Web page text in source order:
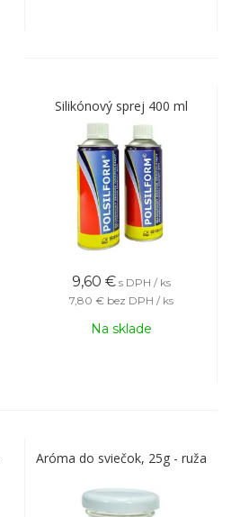
Silikónový sprej 400 ml
9,60 € s DPH / ks
7,80 € bez DPH / ks
Na sklade
Aróma do sviečok, 25g - ruža